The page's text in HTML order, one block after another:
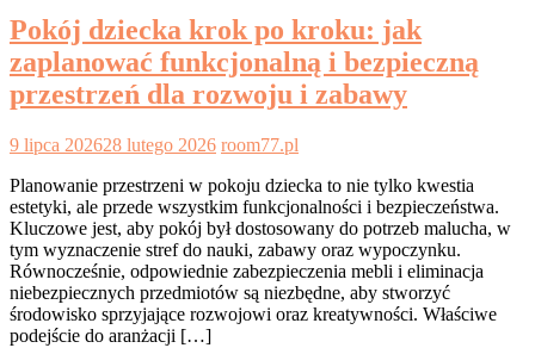
Pokój dziecka krok po kroku: jak
zaplanować funkcjonalną i bezpieczną
przestrzeń dla rozwoju i zabawy
9 lipca 202628 lutego 2026 room77.pl
Planowanie przestrzeni w pokoju dziecka to nie tylko kwestia
estetyki, ale przede wszystkim funkcjonalności i bezpieczeństwa.
Kluczowe jest, aby pokój był dostosowany do potrzeb malucha, w
tym wyznaczenie stref do nauki, zabawy oraz wypoczynku.
Równocześnie, odpowiednie zabezpieczenia mebli i eliminacja
niebezpiecznych przedmiotów są niezbędne, aby stworzyć
środowisko sprzyjające rozwojowi oraz kreatywności. Właściwe
podejście do aranżacji […]